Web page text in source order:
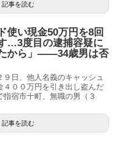
記事を読む
使い現金50万円を8回
…3度目の逮捕容疑に
から」――34歳男は否
９日、他人名義のキャッシュ
４００万円を引き出し盗んだ
指宿市十町、無職の男（３
記事を読む